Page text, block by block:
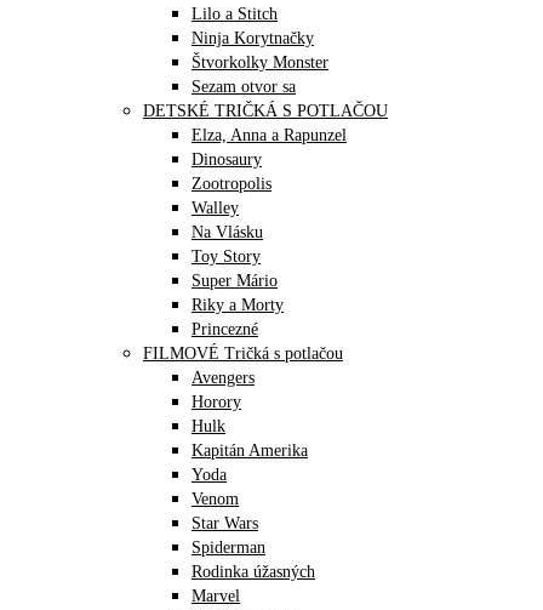
Lilo a Stitch
Ninja Korytnačky
Štvorkolky Monster
Sezam otvor sa
DETSKÉ TRIČKÁ S POTLAČOU
Elza, Anna a Rapunzel
Dinosaury
Zootropolis
Walley
Na Vlásku
Toy Story
Super Mário
Riky a Morty
Princezné
FILMOVÉ Tričká s potlačou
Avengers
Horory
Hulk
Kapitán Amerika
Yoda
Venom
Star Wars
Spiderman
Rodinka úžasných
Marvel